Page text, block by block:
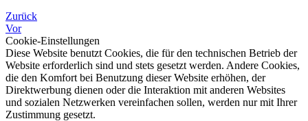
Zurück
Vor
Cookie-Einstellungen
Diese Website benutzt Cookies, die für den technischen Betrieb der
Website erforderlich sind und stets gesetzt werden. Andere Cookies,
die den Komfort bei Benutzung dieser Website erhöhen, der
Direktwerbung dienen oder die Interaktion mit anderen Websites
und sozialen Netzwerken vereinfachen sollen, werden nur mit Ihrer
Zustimmung gesetzt.